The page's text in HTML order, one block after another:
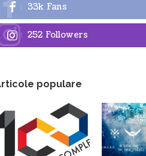
33k Fans
252 Followers
populare